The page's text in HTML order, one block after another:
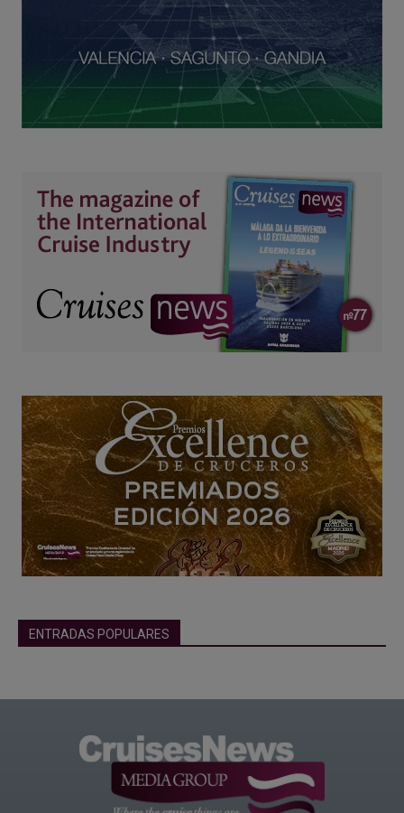
ENTRADAS POPULARES